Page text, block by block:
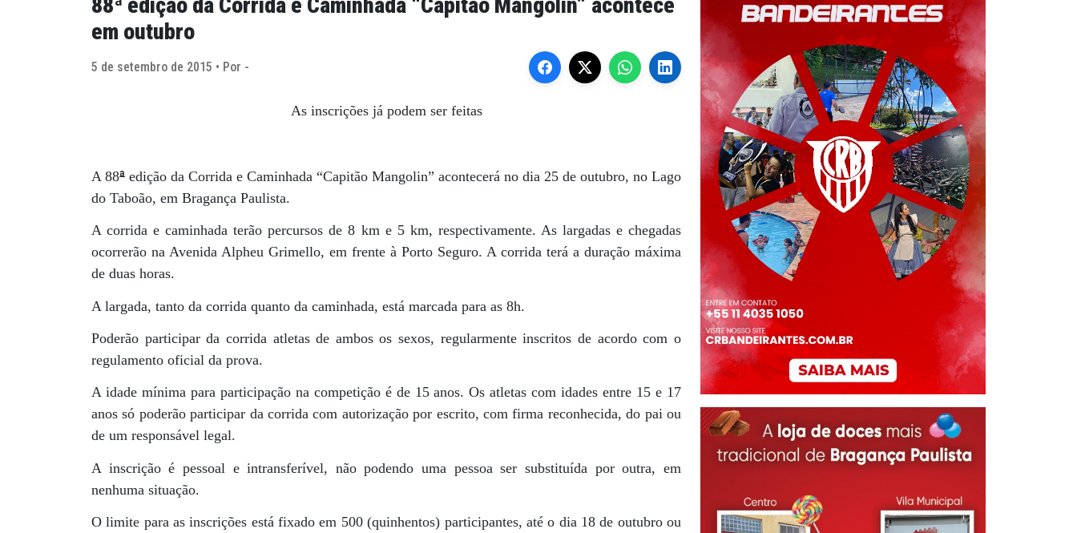
88ª edição da Corrida e Caminhada “Capitão Mangolin” acontece
em outubro
5 de setembro de 2015 • Por -
As inscrições já podem ser feitas
A 88ª edição da Corrida e Caminhada “Capitão Mangolin” acontecerá no dia 25 de outubro, no Lago
do Taboão, em Bragança Paulista.
A corrida e caminhada terão percursos de 8 km e 5 km, respectivamente. As largadas e chegadas
ocorrerão na Avenida Alpheu Grimello, em frente à Porto Seguro. A corrida terá a duração máxima
de duas horas.
A largada, tanto da corrida quanto da caminhada, está marcada para as 8h.
Poderão participar da corrida atletas de ambos os sexos, regularmente inscritos de acordo com o
regulamento oficial da prova.
A idade mínima para participação na competição é de 15 anos. Os atletas com idades entre 15 e 17
anos só poderão participar da corrida com autorização por escrito, com firma reconhecida, do pai ou
de um responsável legal.
A inscrição é pessoal e intransferível, não podendo uma pessoa ser substituída por outra, em
nenhuma situação.
O limite para as inscrições está fixado em 500 (quinhentos) participantes, até o dia 18 de outubro ou